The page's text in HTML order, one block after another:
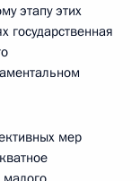
этапу этих
государственная
мер